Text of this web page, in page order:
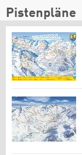
Pistenpläne